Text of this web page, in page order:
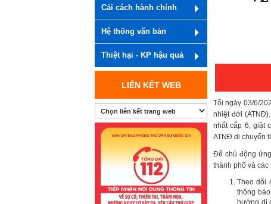
Cải cách hành chính
Hệ thống văn bản
Thiệt hại - KP hậu quả
LIÊN KẾT WEB
Tối ngày 03/6/
nhiệt đới
nhất cấp 6, giật
ATNĐ di chuyển
Để chủ động
thành phố và các
Theo dõi
thông